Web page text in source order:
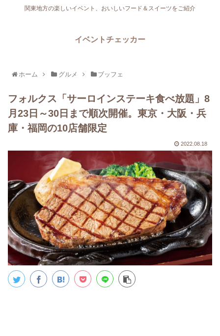
関東地方の楽しいイベント、おいしいフード＆スイーツをご紹介
イベントチェッカー
ホーム グルメ ブッフェ
フォルクス「サーロインステーキ食べ放題」8
月23日～30日まで順次開催。東京・大阪・兵
庫・福岡の10店舗限定
2022.08.18